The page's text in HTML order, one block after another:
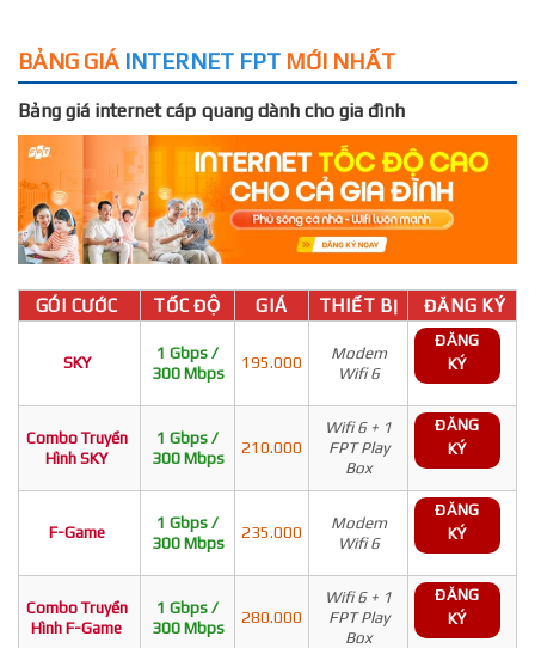
BẢNG GIÁ INTERNET FPT MỚI NHẤT
Bảng giá internet cáp quang dành cho gia đình
GÓI CƯỚC TỐC ĐỘ GIÁ THIẾT BỊ ĐĂNG KÝ
SKY
1 Gbps /
300 Mbps
195.000
Modem
Wifi 6
ĐĂNG
KÝ
Combo Truyền
Hình SKY
1 Gbps /
300 Mbps
210.000
Wifi 6 + 1
FPT Play
Box
ĐĂNG
KÝ
F-Game
1 Gbps /
300 Mbps
235.000
Modem
Wifi 6
ĐĂNG
KÝ
Combo Truyền
Hình F-Game
1 Gbps /
300 Mbps
280.000
Wifi 6 + 1
FPT Play
Box
ĐĂNG
KÝ